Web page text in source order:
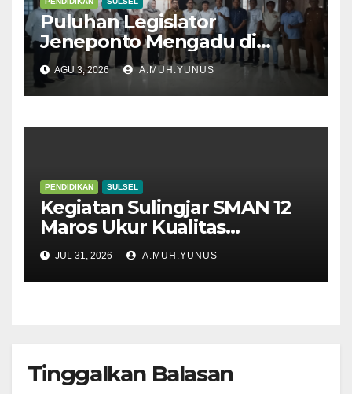
Puluhan Legislator
Jeneponto Mengadu di
Disdik Sulsel
AGU 3, 2026 A.MUH.YUNUS
PENDIDIKAN SULSEL
Kegiatan Sulingjar SMAN 12
Maros Ukur Kualitas
Pembelajaran
JUL 31, 2026 A.MUH.YUNUS
Tinggalkan Balasan